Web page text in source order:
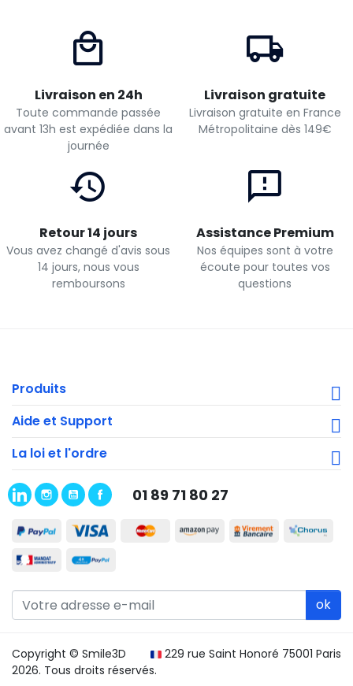
Livraison en 24h
Toute commande passée
avant 13h est expédiée dans la
journée
Livraison gratuite
Livraison gratuite en France
Métropolitaine dès 149€
Retour 14 jours
Vous avez changé d'avis sous
14 jours, nous vous
remboursons
Assistance Premium
Nos équipes sont à votre
écoute pour toutes vos
questions
Produits
Aide et Support
La loi et l'ordre
01 89 71 80 27
ok
229 rue Saint Honoré 75001 Paris
Copyright © Smile3D
2026. Tous droits réservés.